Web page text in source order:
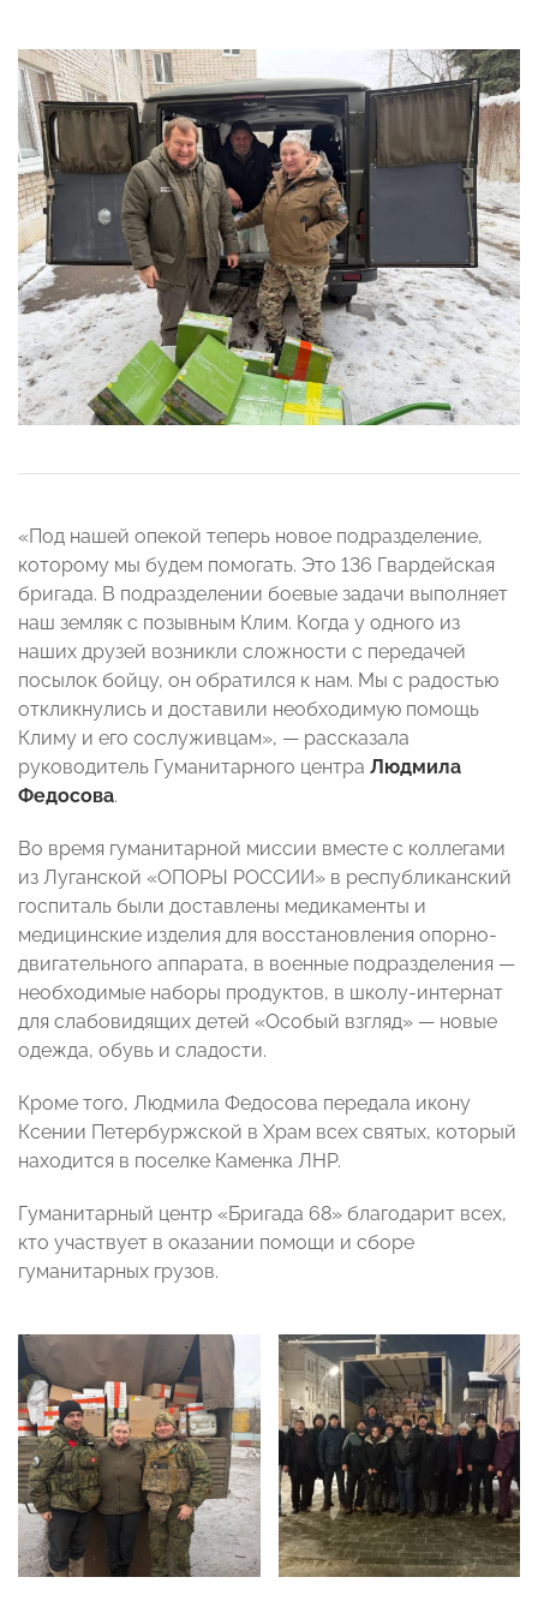
«Под нашей опекой теперь новое подразделение,
которому мы будем помогать. Это 136 Гвардейская
бригада. В подразделении боевые задачи выполняет
наш земляк с позывным Клим. Когда у одного из
наших друзей возникли сложности с передачей
посылок бойцу, он обратился к нам. Мы с радостью
откликнулись и доставили необходимую помощь
Климу и его сослуживцам», — рассказала
руководитель Гуманитарного центра Людмила
Федосова.
Во время гуманитарной миссии вместе с коллегами
из Луганской «ОПОРЫ РОССИИ» в республиканский
госпиталь были доставлены медикаменты и
медицинские изделия для восстановления опорно-
двигательного аппарата, в военные подразделения —
необходимые наборы продуктов, в школу-интернат
для слабовидящих детей «Особый взгляд» — новые
одежда, обувь и сладости.
Кроме того, Людмила Федосова передала икону
Ксении Петербуржской в Храм всех святых, который
находится в поселке Каменка ЛНР.
Гуманитарный центр «Бригада 68» благодарит всех,
кто участвует в оказании помощи и сборе
гуманитарных грузов.